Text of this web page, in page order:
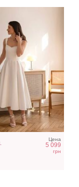
Цена
5 099
грн